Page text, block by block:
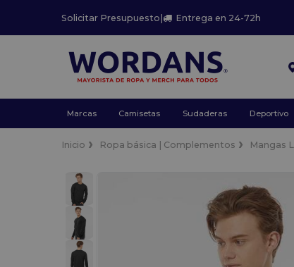
Solicitar Presupuesto| Entrega en 24-72h
Marcas Camisetas Sudaderas Deportivo
Inicio Ropa básica | Complementos Mangas